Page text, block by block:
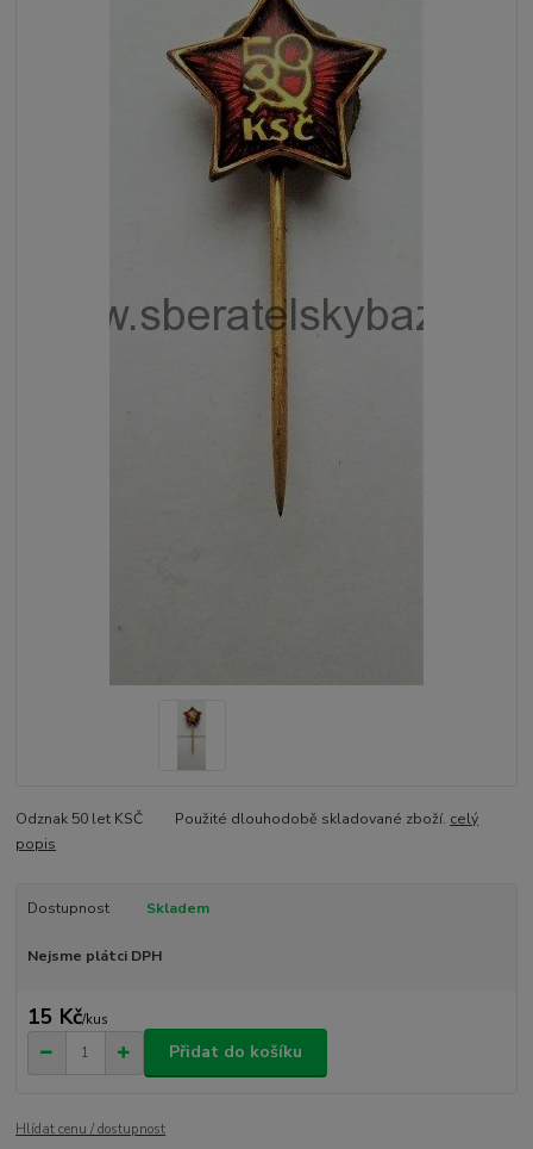
Odznak 50 let KSČ Použité dlouhodobě skladované zboží. celý
popis
Dostupnost Skladem
Nejsme plátci DPH
15 Kč/kus
Přidat do košíku
Hlídat cenu / dostupnost